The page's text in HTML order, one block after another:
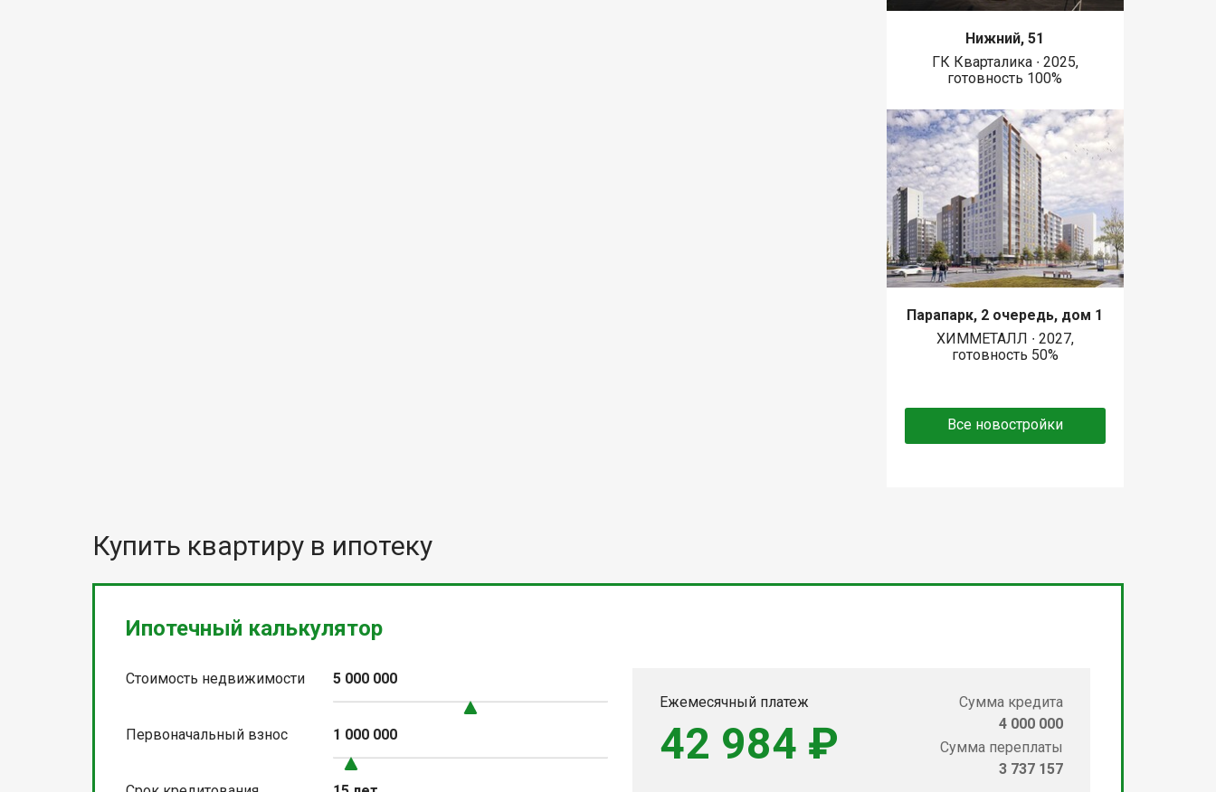
Нижний, 51
ГК Кварталика ∙ 2025,
готовность 100%
Парапарк, 2 очередь, дом 1
ХИММЕТАЛЛ ∙ 2027,
готовность 50%
Все новостройки
Купить квартиру в ипотеку
Ипотечный калькулятор
Стоимость недвижимости 5 000 000
Первоначальный взнос 1 000 000
Ежемесячный платеж
42 984 ₽
Сумма кредита
4 000 000
Сумма переплаты
3 737 157